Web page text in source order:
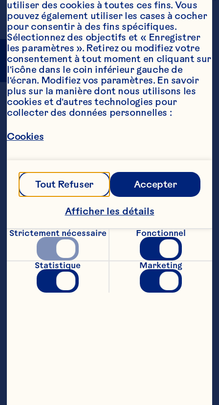
Tous les jus et
boissons à
base de jus de
fruits
Trier par En vedette
utiliser des cookies à toutes ces fins. Vous
pouvez également utiliser les cases à cocher
pour consentir à des fins spécifiques.
Sélectionnez des objectifs et « Enregistrer
les paramètres ». Retirez ou modifiez votre
consentement à tout moment en cliquant sur
l'icône dans le coin inférieur gauche de
l'écran. Modifiez vos paramètres. En savoir
plus sur la manière dont nous utilisons les
cookies et d'autres technologies pour
collecter des données personnelles :
Cookies
Tout Refuser Accepter
Afficher les détails
Strictement nécessaire Fonctionnel
Statistique Marketing